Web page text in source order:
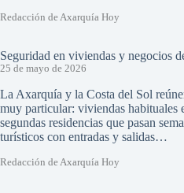
Redacción de Axarquía Hoy
Seguridad en viviendas y negocios
25 de mayo de 2026
La Axarquía y la Costa del Sol
muy particular: viviendas habituales
segundas residencias que pasan
turísticos con entradas y salidas…
Redacción de Axarquía Hoy